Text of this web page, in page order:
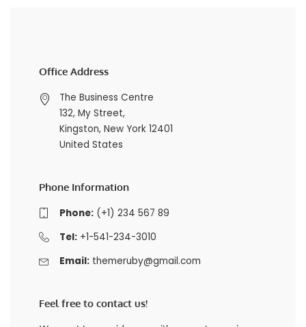
Office Address
The Business Centre
132, My Street,
Kingston, New York 12401
United States
Phone Information
Phone:(+1) 234 567 89
Tel:+1-541-234-3010
Email: themeruby@gmail.com
Feel free to contact us!